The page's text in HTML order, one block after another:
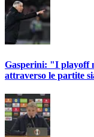
Gasperini: "I playoff
attraverso le partite